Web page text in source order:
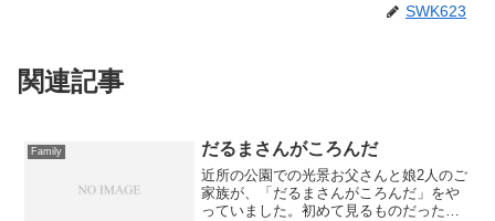
SWK623
関連記事
Family だるまさんがころんだ
近所の公園での光景お父さんと娘2人のご
家族が、「だるまさんがころんだ」をや
っていました。初めて見るものだったか